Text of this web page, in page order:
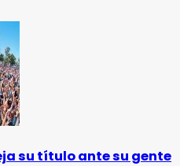
su título ante su gente